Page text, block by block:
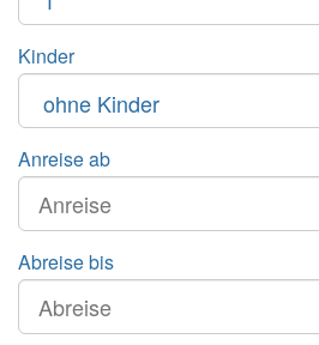
Kinder
Anreise ab
Abreise bis